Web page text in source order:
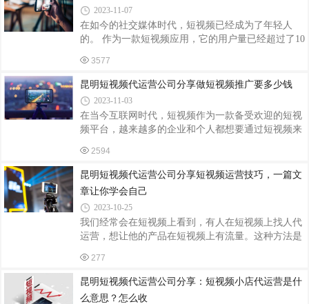
2023-11-07
在如今的社交媒体时代，短视频已经成为了年轻人
的。 作为一款短视频应用，它的用户量已经超过了10
台。那么，如何在短视频上做好推广呢？下面就为大
家分享一些方法和技巧。
3577
昆明短视频代运营公司分享做短视频推广要多少钱
2023-11-03
在当今互联网时代，短视频作为一款备受欢迎的短视
频平台，越来越多的企业和个人都想要通过短视频来
钱呢？下面，昆明微正短视频代运营公司就来告诉你
答案。
2594
昆明短视频代运营公司分享短视频运营技巧，一篇文
章让你学会自己
2023-10-25
我们经常会在短视频上看到，有人在短视频上找人代
运营，想让他的产品在短视频上有流量。这种方法是
高，那么我们可不可以自己去运营短视频，今天这篇
文章看完让你学会自己运营账号。
277
昆明短视频代运营公司分享：短视频小店代运营是什
么意思？怎么收